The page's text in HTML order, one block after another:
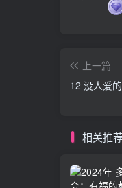
上一篇
12 没人爱
相关推